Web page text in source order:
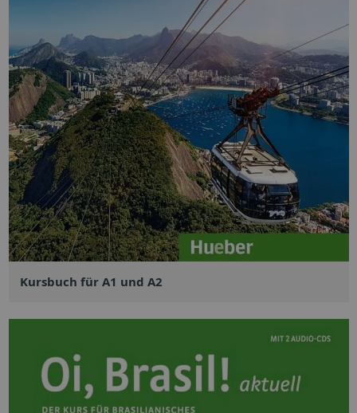
Kursbuch für A1 und A2